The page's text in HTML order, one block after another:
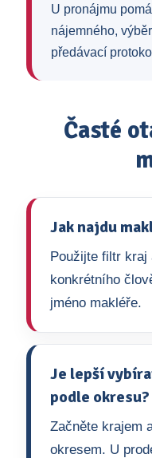
U pronájmu
nájemného,
předávací
Časté
Jak najdu
Použijte filtr kraj
konkrétního
jméno makléře.
Je lepší
podle okresu?
Začněte krajem
okresem. U